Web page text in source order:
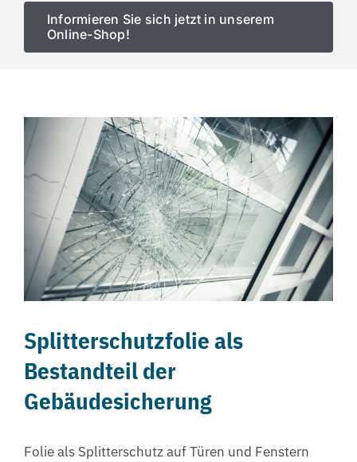
Informieren Sie sich jetzt in unserem
Online-Shop!
Splitterschutzfolie als
Bestandteil der
Gebäudesicherung
Folie als Splitterschutz auf Türen und Fenstern